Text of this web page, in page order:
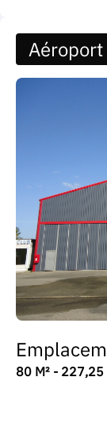
80 M² - 227,25